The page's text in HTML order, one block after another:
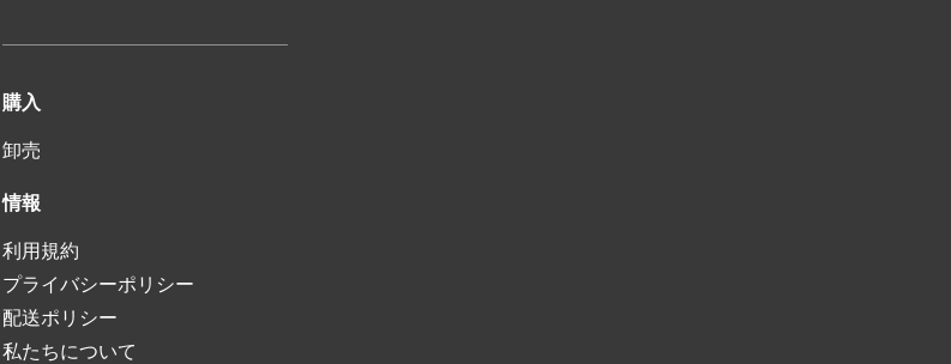
購入
卸売
情報
利用規約
プライバシーポリシー
配送ポリシー
私たちについて